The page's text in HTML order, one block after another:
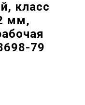
класс
мм,
79